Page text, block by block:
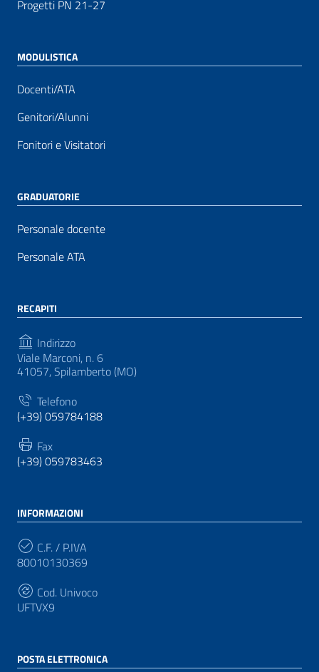
Progetti PN 21-27
MODULISTICA
Docenti/ATA
Genitori/Alunni
Fonitori e Visitatori
GRADUATORIE
Personale docente
Personale ATA
RECAPITI
Indirizzo
Viale Marconi, n. 6
41057, Spilamberto (MO)
Telefono
(+39) 059784188
Fax
(+39) 059783463
INFORMAZIONI
C.F. / P.IVA
80010130369
Cod. Univoco
UFTVX9
POSTA ELETTRONICA